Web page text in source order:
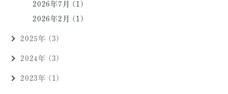
2026年7月 (1)
2026年2月 (1)
2025年 (3)
2024年 (3)
2023年 (1)